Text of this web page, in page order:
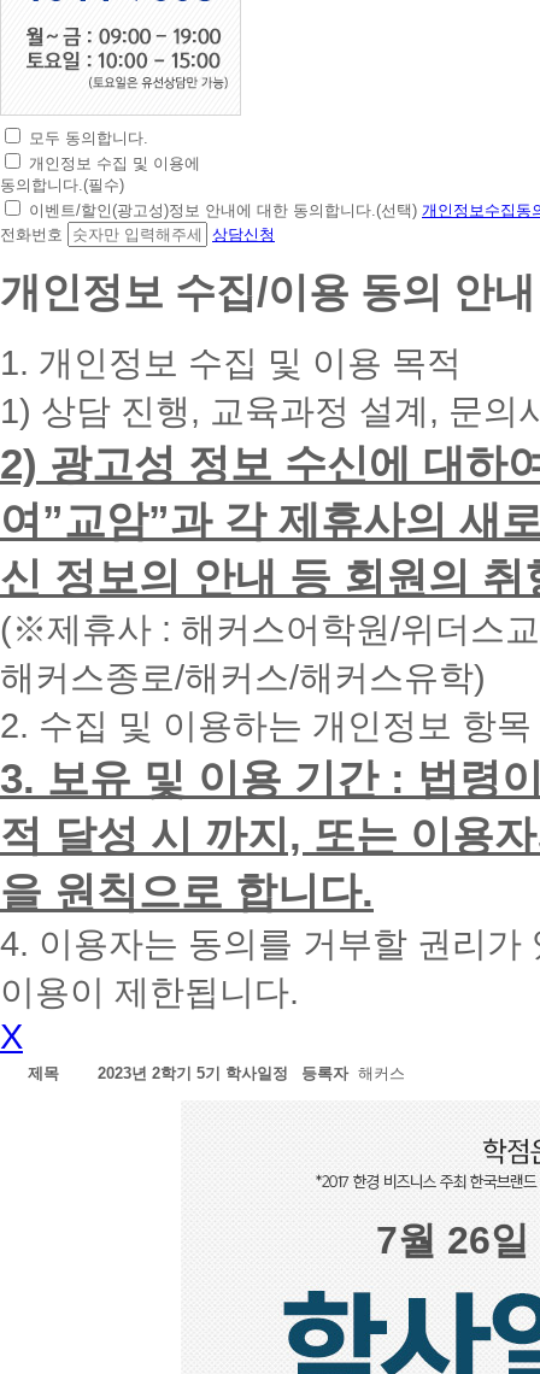
초
간
편
상
담
청
대
폰
입
력
시
면
빠
른
간
내
에
화
드
리
겠
습
니
다.
모두 동의합니다.
개인정보 수집 및 이용에
동의합니다.(필수)
이벤트/할인(광고성)정보 안내에 대한 동의합니다.(선택) 개인정보수집동
전화번호
상담신청
개인정보 수집/이용 동의 안내
1. 개인정보 수집 및 이용 목적
1) 상담 진행, 교육과정 설계, 문의
2) 광고성 정보 수신에 대하
여”교암”과 각 제휴사의 새
신 정보의 안내 등 회원의
(※제휴사 : 해커스어학원/위더스
해커스종로/해커스/해커스유학)
2. 수집 및 이용하는 개인정보 항
3. 보유 및 이용 기간 : 법령
적 달성 시 까지, 또는 이용
을 원칙으로 합니다.
4. 이용자는 동의를 거부할 권리
이용이 제한됩니다.
X
제목 2023년 2학기 5기 학사일정 등록자 해커스